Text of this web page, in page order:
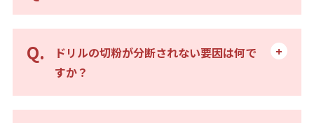
ドリルの切粉が分断されない要因は何で
すか？